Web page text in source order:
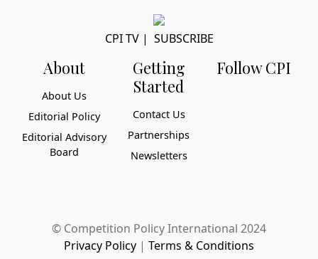
CPI TV| SUBSCRIBE
About
About Us
Editorial Policy
Editorial Advisory
Board
Getting
Started
Contact Us
Partnerships
Newsletters
Follow CPI
© Competition Policy International 2024
Privacy Policy | Terms & Conditions